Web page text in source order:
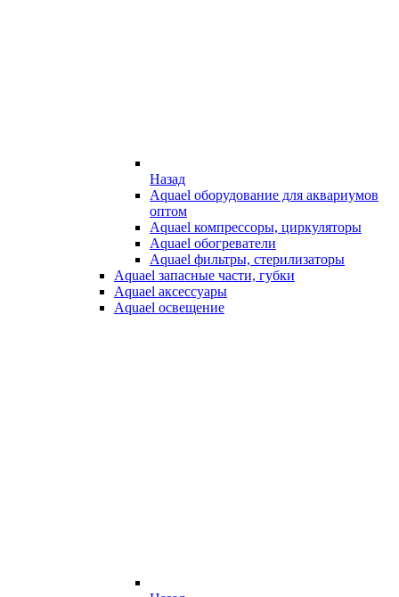
Назад
Aquael оборудование для аквариумов
оптом
Aquael компрессоры, циркуляторы
Aquael обогреватели
Aquael фильтры, стерилизаторы
Aquael запасные части, губки
Aquael аксессуары
Aquael освещение